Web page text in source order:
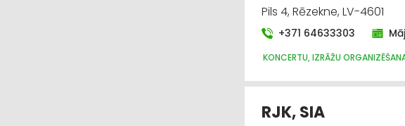
Pils 4, Rēzekne, LV-4601
+371 64633303
KONCERTU, IZRĀŽU
RJK, SIA